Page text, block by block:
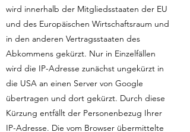
wird innerhalb der Mitgliedsstaaten der EU
und des Europäischen Wirtschaftsraum und
in den anderen Vertragsstaaten des
Abkommens gekürzt. Nur in Einzelfällen
wird die IP-Adresse zunächst ungekürzt in
die USA an einen Server von Google
übertragen und dort gekürzt. Durch diese
Kürzung entfällt der Personenbezug Ihrer
IP-Adresse. Die vom Browser übermittelte